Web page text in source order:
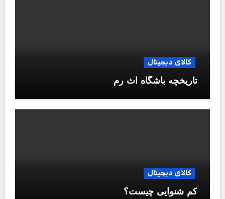
کالای دیجیتال
تاریخچه باشگاه آث رم
کالای دیجیتال
کم شنوایی چیست؟